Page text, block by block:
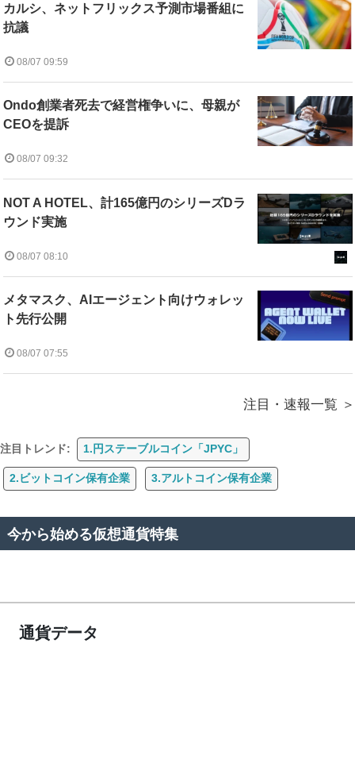
カルシ、ネットフリックス予測市場番組に
抗議
08/07 09:59
Ondo創業者死去で経営権争いに、母親が
CEOを提訴
08/07 09:32
NOT A HOTEL、計165億円のシリーズDラ
ウンド実施
08/07 08:10
メタマスク、AIエージェント向けウォレッ
ト先行公開
08/07 07:55
注目・速報一覧
注目トレンド: 1.円ステーブルコイン「JPYC」
2.ビットコイン保有企業 3.アルトコイン保有企業
今から始める仮想通貨特集
通貨データ